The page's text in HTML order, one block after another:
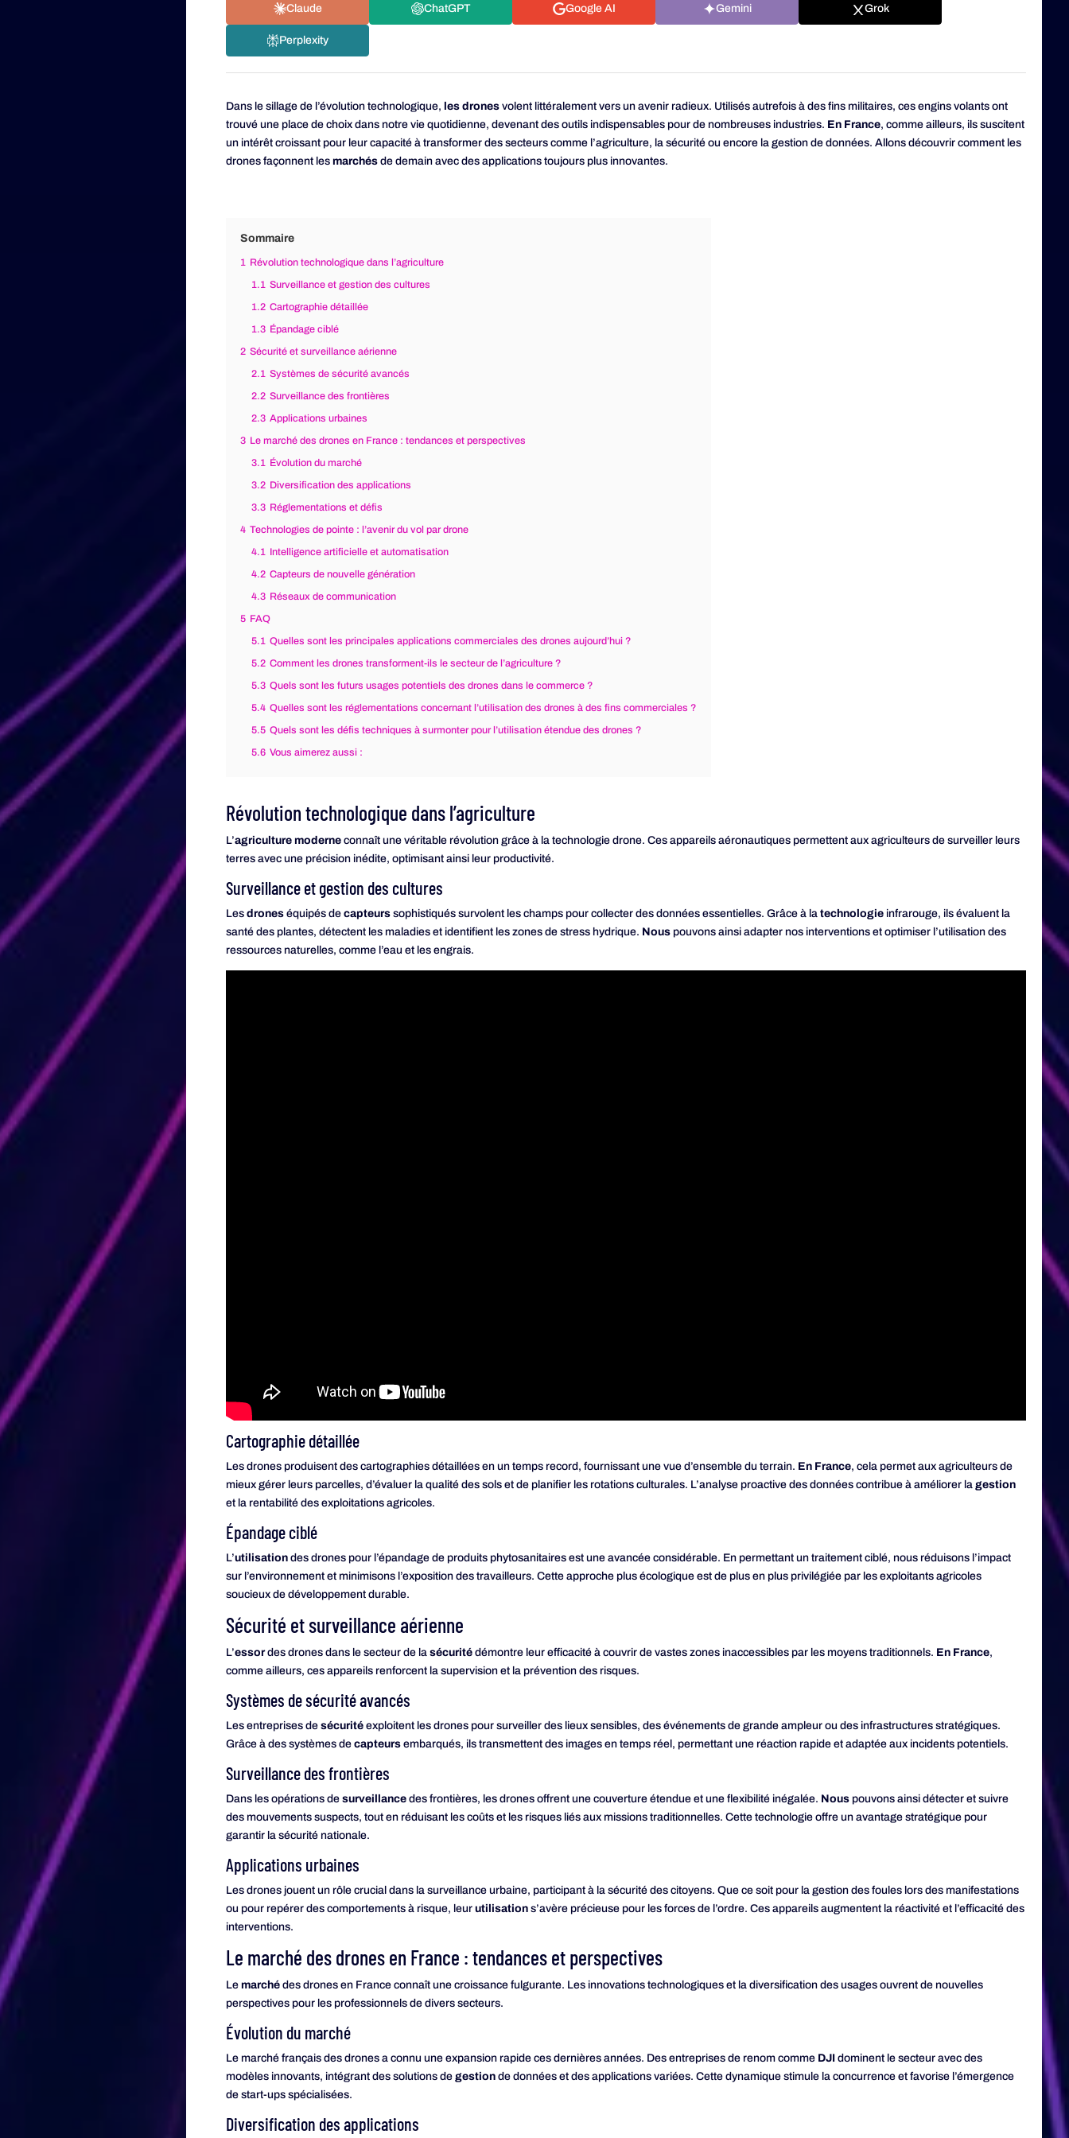
Claude ChatGPT Google AI Gemini Grok
Perplexity
Dans le sillage de l’évolution technologique,les drones volent littéralement vers un avenir radieux. Utilisés autrefois à des fins militaires, ces engins volants ont
trouvé une place de choix dans notre vie quotidienne, devenant des outils indispensables pour de nombreuses industries. En France, comme ailleurs, ils suscitent
un intérêt croissant pour leur capacité à transformer des secteurs comme l’agriculture, la sécurité ou encore la gestion de données. Allons découvrir comment les
drones façonnent lesmarchés de demain avec des applications toujours plus innovantes.
Sommaire
1 Révolution technologique dans l’agriculture
1.1 Surveillance et gestion des cultures
1.2 Cartographie détaillée
1.3 Épandage ciblé
2 Sécurité et surveillance aérienne
2.1 Systèmes de sécurité avancés
2.2 Surveillance des frontières
2.3 Applications urbaines
3 Le marché des drones en France : tendances et perspectives
3.1 Évolution du marché
3.2 Diversification des applications
3.3 Réglementations et défis
4 Technologies de pointe : l’avenir du vol par drone
4.1 Intelligence artificielle et automatisation
4.2 Capteurs de nouvelle génération
4.3 Réseaux de communication
5 FAQ
5.1 Quelles sont les principales applications commerciales des drones aujourd’hui ?
5.2 Comment les drones transforment-ils le secteur de l’agriculture ?
5.3 Quels sont les futurs usages potentiels des drones dans le commerce ?
5.4 Quelles sont les réglementations concernant l’utilisation des drones à des fins commerciales ?
5.5 Quels sont les défis techniques à surmonter pour l’utilisation étendue des drones ?
5.6 Vous aimerez aussi :
Révolution technologique dans l’agriculture
L’agriculture moderne connaît une véritable révolution grâce à la technologie drone. Ces appareils aéronautiques permettent aux agriculteurs de surveiller leurs
terres avec une précision inédite, optimisant ainsi leur productivité.
Surveillance et gestion des cultures
Lesdrones équipés decapteurs sophistiqués survolent les champs pour collecter des données essentielles. Grâce à latechnologie infrarouge, ils évaluent la
santé des plantes, détectent les maladies et identifient les zones de stress hydrique. Nous pouvons ainsi adapter nos interventions et optimiser l’utilisation des
ressources naturelles, comme l’eau et les engrais.
Cartographie détaillée
Les drones produisent des cartographies détaillées en un temps record, fournissant une vue d’ensemble du terrain. En France, cela permet aux agriculteurs de
mieux gérer leurs parcelles, d’évaluer la qualité des sols et de planifier les rotations culturales. L’analyse proactive des données contribue à améliorer lagestion
et la rentabilité des exploitations agricoles.
Épandage ciblé
L’utilisation des drones pour l’épandage de produits phytosanitaires est une avancée considérable. En permettant un traitement ciblé, nous réduisons l’impact
sur l’environnement et minimisons l’exposition des travailleurs. Cette approche plus écologique est de plus en plus privilégiée par les exploitants agricoles
soucieux de développement durable.
Sécurité et surveillance aérienne
L’essordes drones dans le secteur de lasécurité démontre leur efficacité à couvrir de vastes zones inaccessibles par les moyens traditionnels. En France,
comme ailleurs, ces appareils renforcent la supervision et la prévention des risques.
Systèmes de sécurité avancés
Les entreprises desécurité exploitent les drones pour surveiller des lieux sensibles, des événements de grande ampleur ou des infrastructures stratégiques.
Grâce à des systèmes decapteurs embarqués, ils transmettent des images en temps réel, permettant une réaction rapide et adaptée aux incidents potentiels.
Surveillance des frontières
Dans les opérations desurveillance des frontières, les drones offrent une couverture étendue et une flexibilité inégalée. Nous pouvons ainsi détecter et suivre
des mouvements suspects, tout en réduisant les coûts et les risques liés aux missions traditionnelles. Cette technologie offre un avantage stratégique pour
garantir la sécurité nationale.
Applications urbaines
Les drones jouent un rôle crucial dans la surveillance urbaine, participant à la sécurité des citoyens. Que ce soit pour la gestion des foules lors des manifestations
ou pour repérer des comportements à risque, leurutilisation s’avère précieuse pour les forces de l’ordre. Ces appareils augmentent la réactivité et l’efficacité des
interventions.
Le marché des drones en France : tendances et perspectives
Lemarché des drones en France connaît une croissance fulgurante. Les innovations technologiques et la diversification des usages ouvrent de nouvelles
perspectives pour les professionnels de divers secteurs.
Évolution du marché
Le marché français des drones a connu une expansion rapide ces dernières années. Des entreprises de renom comme DJI dominent le secteur avec des
modèles innovants, intégrant des solutions degestion de données et des applications variées. Cette dynamique stimule la concurrence et favorise l’émergence
de start-ups spécialisées.
Diversification des applications